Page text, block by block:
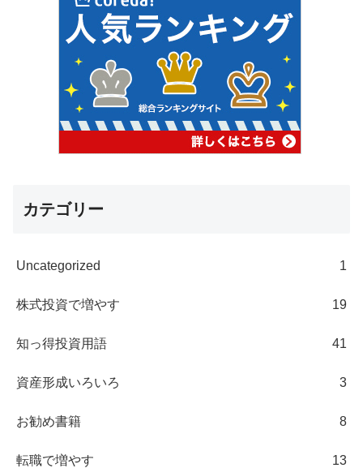
カテゴリー
Uncategorized 1
株式投資で増やす 19
知っ得投資用語 41
資産形成いろいろ 3
お勧め書籍 8
転職で増やす 13